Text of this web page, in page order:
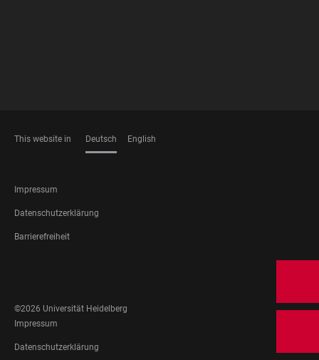
This website in Deutsch English
FOOTER
LEGAL
Impressum
Datenschutzerklärung
Barrierefreiheit
MEDIA
©2026 Universität Heidelberg
FOOTER
LEGAL
Impressum
Datenschutzerklärung